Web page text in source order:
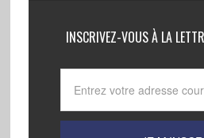
INSCRIVEZ-VOUS À LA